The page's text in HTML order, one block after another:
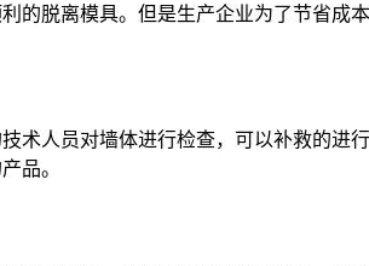
的脱离模具。但是生产企业为了节省成
术人员对墙体进行检查，可以补救的进
品。